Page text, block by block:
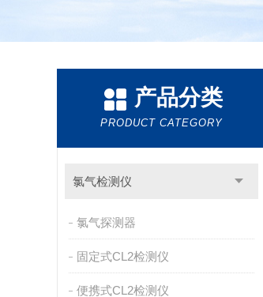
产品分类
PRODUCT CATEGORY
氯气检测仪
氯气探测器
固定式CL2检测仪
便携式CL2检测仪